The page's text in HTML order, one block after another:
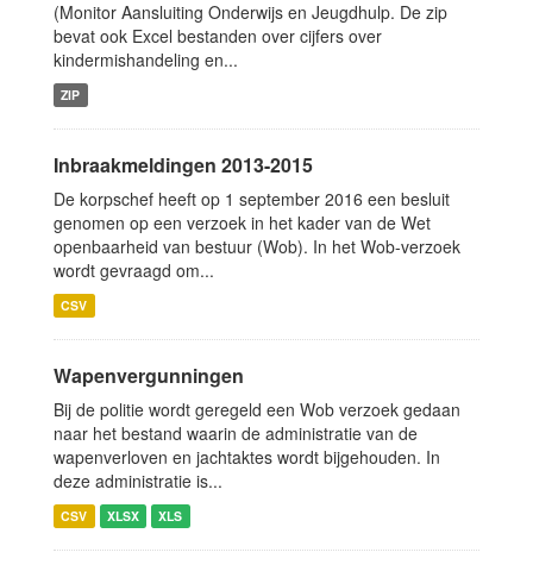
(Monitor Aansluiting Onderwijs en Jeugdhulp. De zip
bevat ook Excel bestanden over cijfers over
kindermishandeling en...
ZIP
Inbraakmeldingen 2013-2015
De korpschef heeft op 1 september 2016 een besluit
genomen op een verzoek in het kader van de Wet
openbaarheid van bestuur (Wob). In het Wob-verzoek
wordt gevraagd om...
CSV
Wapenvergunningen
Bij de politie wordt geregeld een Wob verzoek gedaan
naar het bestand waarin de administratie van de
wapenverloven en jachtaktes wordt bijgehouden. In
deze administratie is...
CSV XLSX XLS